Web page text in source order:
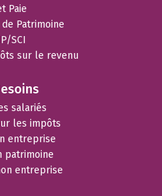
Paie
Patrimoine
SCI
sur le revenu
salariés
les impôts
entreprise
patrimoine
entreprise